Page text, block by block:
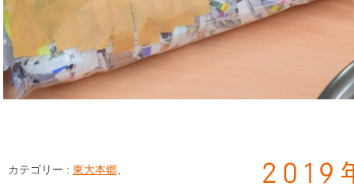
2019
カテゴリー : 東大本郷